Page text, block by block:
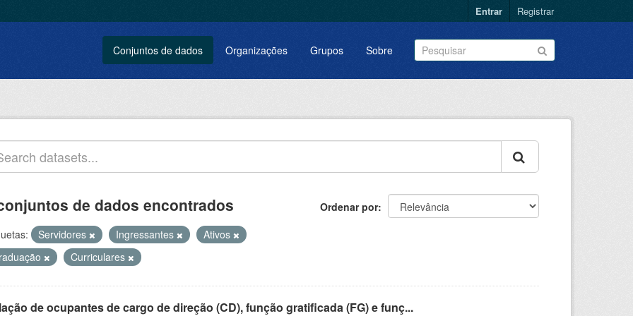
Entrar Registrar
Conjuntos de dados Organizações Grupos Sobre
Ordenar por
de dados encontrados
Servidores Ingressantes
Ativos
Curriculares
de ocupantes de cargo de direção (CD), função gratificada (FG) e funç...